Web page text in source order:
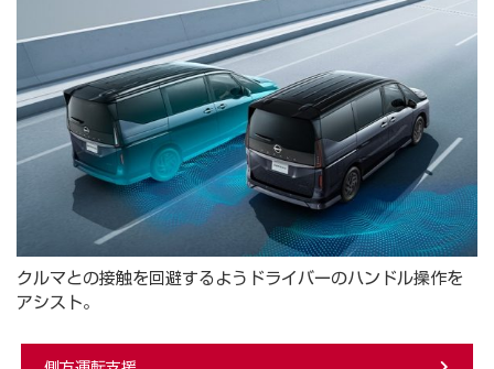
クルマとの接触を回避するようドライバーのハンドル操作を
アシスト。